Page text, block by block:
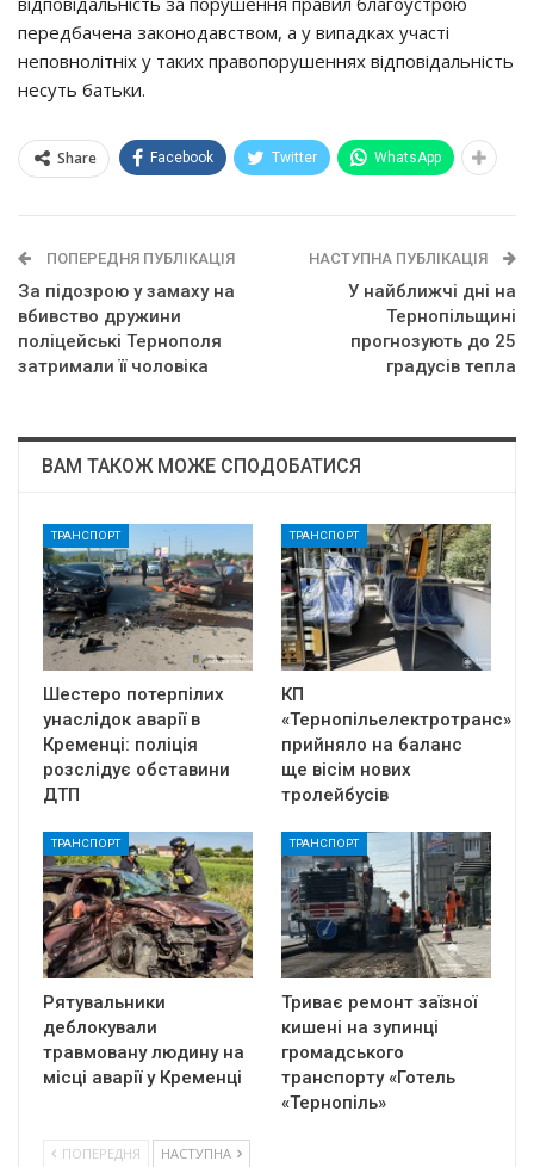
передбачена законодавством, а у випадках участі
неповнолітніх у таких правопорушеннях відповідальність
несуть батьки.
Share Facebook Twitter WhatsApp
ПОПЕРЕДНЯ ПУБЛІКАЦІЯ
За підозрою у замаху на
вбивство дружини
поліцейські Тернополя
затримали її чоловіка
НАСТУПНА ПУБЛІКАЦІЯ
У найближчі дні на
Тернопільщині
прогнозують до 25
градусів тепла
ВАМ ТАКОЖ МОЖЕ СПОДОБАТИСЯ
ТРАНСПОРТ
Шестеро потерпілих
унаслідок аварії в
Кременці: поліція
розслідує обставини
ДТП
ТРАНСПОРТ
КП
«Тернопільелектротранс»
прийняло на баланс
ще вісім нових
тролейбусів
ТРАНСПОРТ
Рятувальники
деблокували
травмовану людину на
місці аварії у Кременці
ТРАНСПОРТ
Триває ремонт заїзної
кишені на зупинці
громадського
транспорту «Готель
«Тернопіль»
ПОПЕРЕДНЯ НАСТУПНА